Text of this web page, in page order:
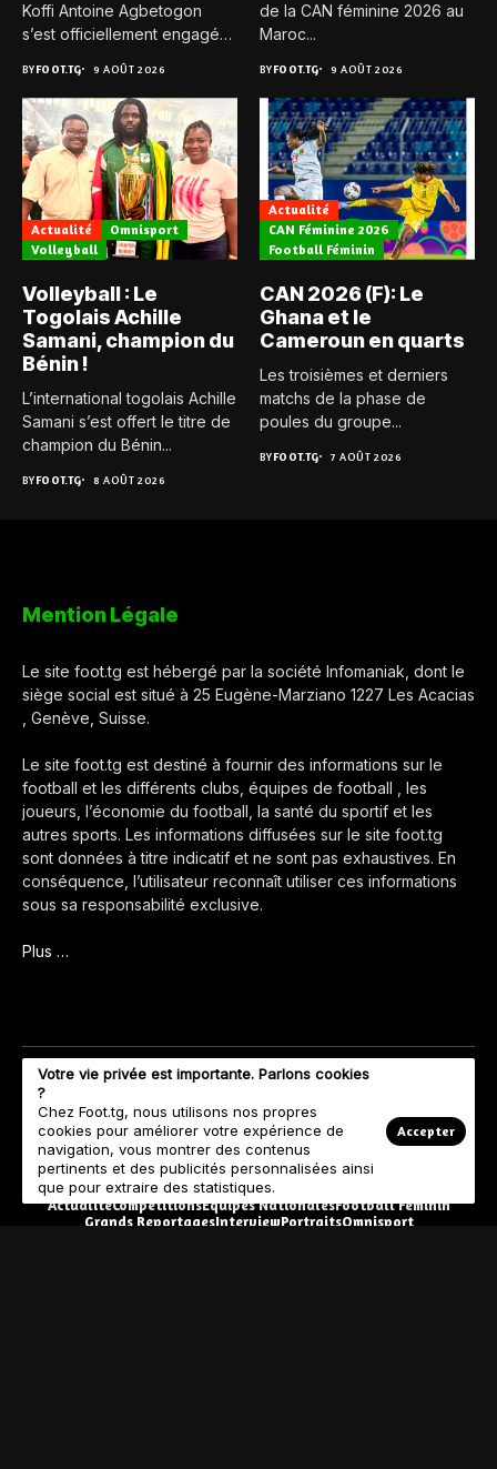
Koffi Antoine Agbetogon
s’est officiellement engagé
BYFOOT.TG 9 AOÛT 2026
de la CAN féminine 2026 au
Maroc...
BYFOOT.TG 9 AOÛT 2026
Actualité
Omnisport
Volleyball
Volleyball : Le
Togolais Achille
Samani, champion du
Bénin !
L’international togolais Achille
Samani s’est offert le titre de
champion du Bénin...
BYFOOT.TG 8 AOÛT 2026
Actualité
CAN Féminine 2026
Football Féminin
CAN 2026 (F): Le
Ghana et le
Cameroun en quarts
Les troisièmes et derniers
matchs de la phase de
poules du groupe...
BYFOOT.TG 7 AOÛT 2026
Mention Légale
Le site foot.tg est hébergé par la société Infomaniak, dont le
siège social est situé à 25 Eugène-Marziano 1227 Les Acacias
, Genève, Suisse.
Le site foot.tg est destiné à fournir des informations sur le
football et les différents clubs, équipes de football , les
joueurs, l’économie du football, la santé du sportif et les
autres sports. Les informations diffusées sur le site foot.tg
sont données à titre indicatif et ne sont pas exhaustives. En
conséquence, l’utilisateur reconnaît utiliser ces informations
sous sa responsabilité exclusive.
Plus …
ActualitéCompétitionsEquipes NationalesFootball Féminin
Grands ReportagesInterviewPortraitsOmnisport
Votre vie privée est importante. Parlons cookies
?
Chez Foot.tg, nous utilisons nos propres
cookies pour améliorer votre expérience de
navigation, vous montrer des contenus
pertinents et des publicités personnalisées ainsi
que pour extraire des statistiques.
Accepter